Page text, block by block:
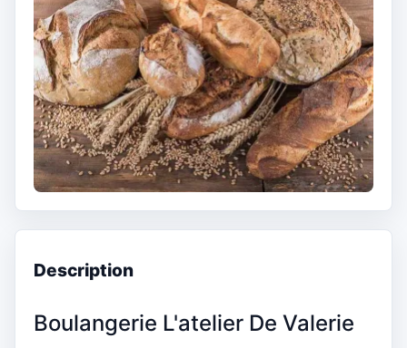
Description
Boulangerie L'atelier De Valerie